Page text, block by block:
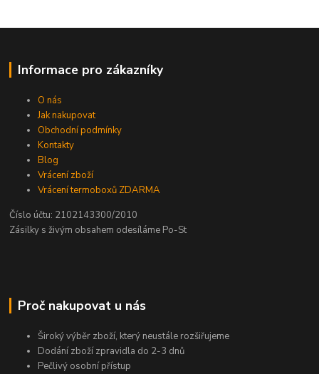
Informace pro zákazníky
O nás
Jak nakupovat
Obchodní podmínky
Kontakty
Blog
Vrácení zboží
Vrácení termoboxů ZDARMA
Číslo účtu: 2102143300/2010
Zásilky s živým obsahem odesíláme Po-St
Proč nakupovat u nás
Široký výběr zboží, který neustále rozšiřujeme
Dodání zboží zpravidla do 2-3 dnů
Pečlivý osobní přístup